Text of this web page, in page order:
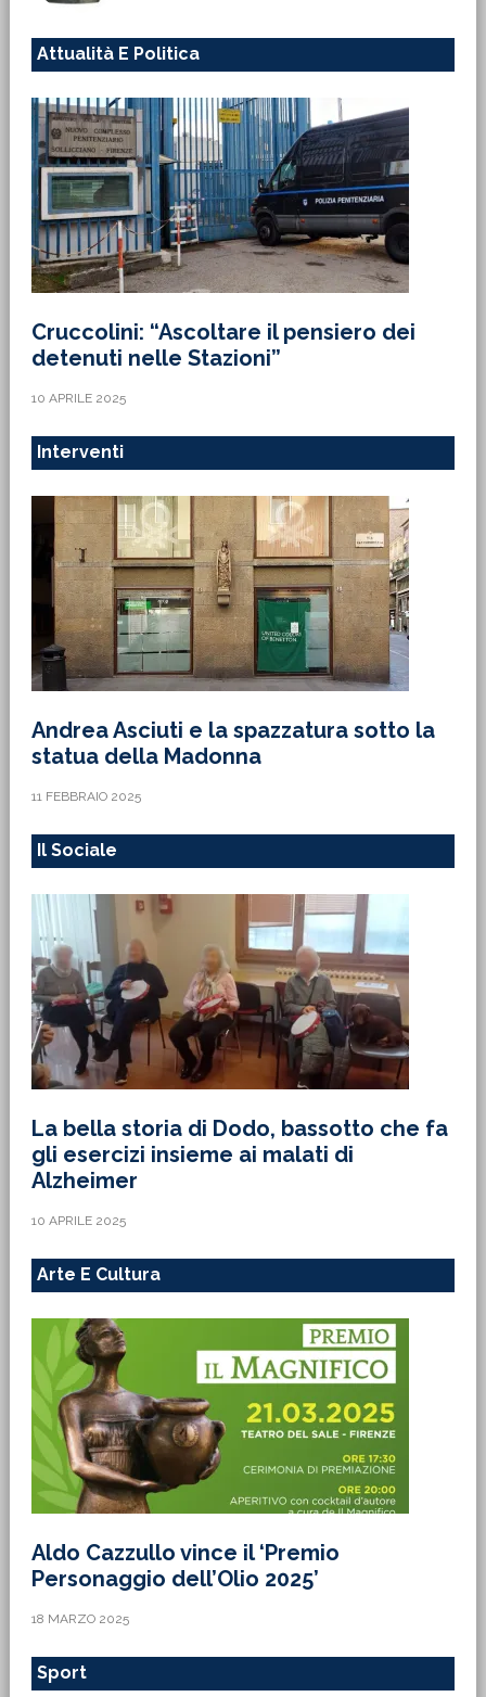
Attualità E Politica
Cruccolini: “Ascoltare il pensiero dei
detenuti nelle Stazioni”
10 APRILE 2025
Interventi
Andrea Asciuti e la spazzatura sotto la
statua della Madonna
11 FEBBRAIO 2025
Il Sociale
La bella storia di Dodo, bassotto che fa
gli esercizi insieme ai malati di
Alzheimer
10 APRILE 2025
Arte E Cultura
Aldo Cazzullo vince il ‘Premio
Personaggio dell’Olio 2025’
18 MARZO 2025
Sport